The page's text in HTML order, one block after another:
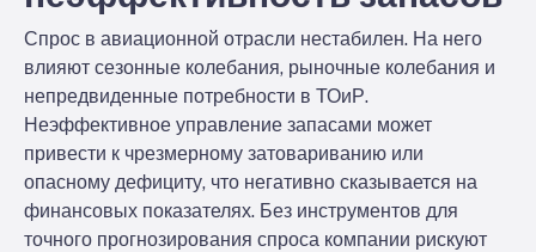
Спрос в авиационной отрасли нестабилен. На него
влияют сезонные колебания, рыночные колебания и
непредвиденные потребности в ТОиР.
Неэффективное управление запасами может
привести к чрезмерному затовариванию или
опасному дефициту, что негативно сказывается на
финансовых показателях. Без инструментов для
точного прогнозирования спроса компании рискуют